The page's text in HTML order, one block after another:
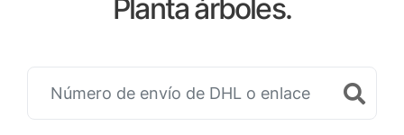
Planta árboles.